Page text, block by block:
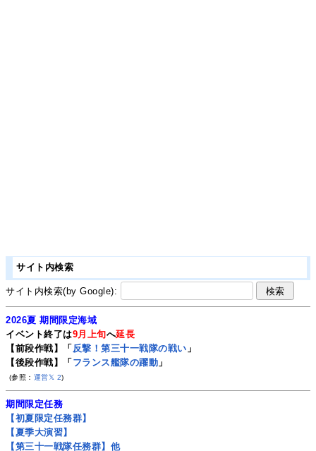
サイト内検索
サイト内検索(by Google):
2026夏 期間限定海域
イベント終了は9月上旬へ延長
【前段作戦】「 反撃！第三十一戦隊の戦い 」
【後段作戦】「 フランス艦隊の躍動 」
(参照： 運営𝕏 2)
期間限定任務
【初夏限定任務群】
【夏季大演習】
【第三十一戦隊任務群】他